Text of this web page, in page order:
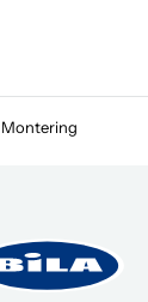
Montering